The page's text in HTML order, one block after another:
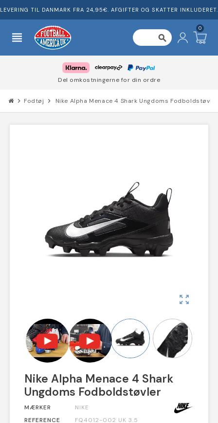
LEVERING TIL DANMARK FRA 24,95€. AFGIFTER OG SKATTER INKLUDERET.
view_headline search
0
Del omkostningerne for din ordre
chevron_right Fodtøj chevron_right Nike Alpha Menace 4 Shark Ungdoms Fodboldstøvler
zoom_out_map
Nike Alpha Menace 4 Shark
Ungdoms Fodboldstøvler
MÆRKER
NIKE
REFERENCE
FQ4012-002 UK 3.5